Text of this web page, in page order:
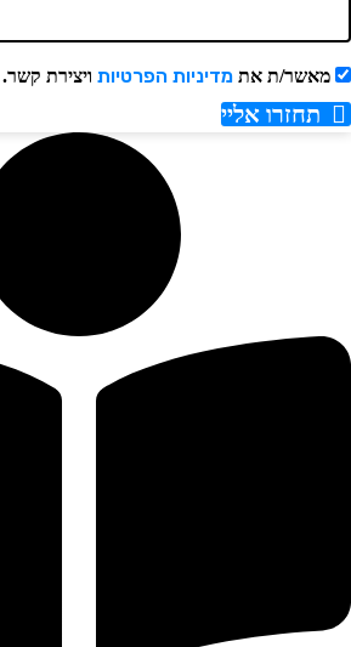
מאשר/ת אתמדיניות הפרטיותויצירת קשר.
תחזרו אליי